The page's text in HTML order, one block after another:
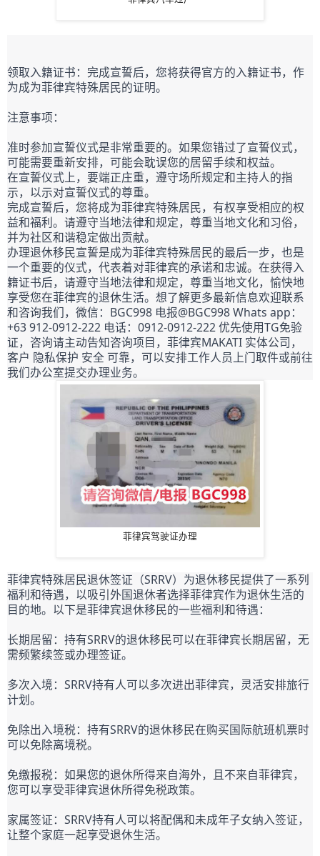
领取入籍证书：完成宣誓后，您将获得官方的入籍证书，作
为成为菲律宾特殊居民的证明。
注意事项：
准时参加宣誓仪式是非常重要的。如果您错过了宣誓仪式，
可能需要重新安排，可能会耽误您的居留手续和权益。
在宣誓仪式上，要端正庄重，遵守场所规定和主持人的指
示，以示对宣誓仪式的尊重。
完成宣誓后，您将成为菲律宾特殊居民，有权享受相应的权
益和福利。请遵守当地法律和规定，尊重当地文化和习俗，
并为社区和谐稳定做出贡献。
办理退休移民宣誓是成为菲律宾特殊居民的最后一步，也是
一个重要的仪式，代表着对菲律宾的承诺和忠诚。在获得入
籍证书后，请遵守当地法律和规定，尊重当地文化，愉快地
享受您在菲律宾的退休生活。 想了解更多最新信息欢迎联系
和咨询我们，微信：BGC998 电报@BGC998 Whats app：
+63 912-0912-222 电话：0912-0912-222 优先使用TG免验
证，咨询请主动告知咨询项目，菲律宾MAKATI 实体公司，
客户 隐私保护 安全 可靠，可以安排工作人员上门取件或前往
我们办公室提交办理业务。
菲律宾驾驶证办理
菲律宾特殊居民退休签证（SRRV）为退休移民提供了一系列
福利和待遇，以吸引外国退休者选择菲律宾作为退休生活的
目的地。以下是菲律宾退休移民的一些福利和待遇：
长期居留：持有SRRV的退休移民可以在菲律宾长期居留，无
需频繁续签或办理签证。
多次入境：SRRV持有人可以多次进出菲律宾，灵活安排旅行
计划。
免除出入境税：持有SRRV的退休移民在购买国际航班机票时
可以免除离境税。
免缴报税：如果您的退休所得来自海外，且不来自菲律宾，
您可以享受菲律宾退休所得免税政策。
家属签证：SRRV持有人可以将配偶和未成年子女纳入签证，
让整个家庭一起享受退休生活。